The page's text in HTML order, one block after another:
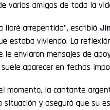
varios amigos de toda la
lloré arrepentida”, escribió
estaba viviendo. La
le enviaron mensajes de
aparecer en fechas
momento, la cantante
y aseguró que su